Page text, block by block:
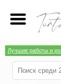
Лучшие работы и